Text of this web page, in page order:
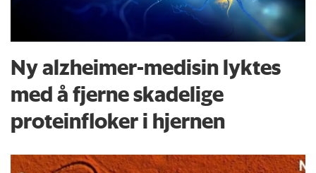
Ny alzheimer-medisin lyktes
med å fjerne skadelige
proteinfloker i hjernen